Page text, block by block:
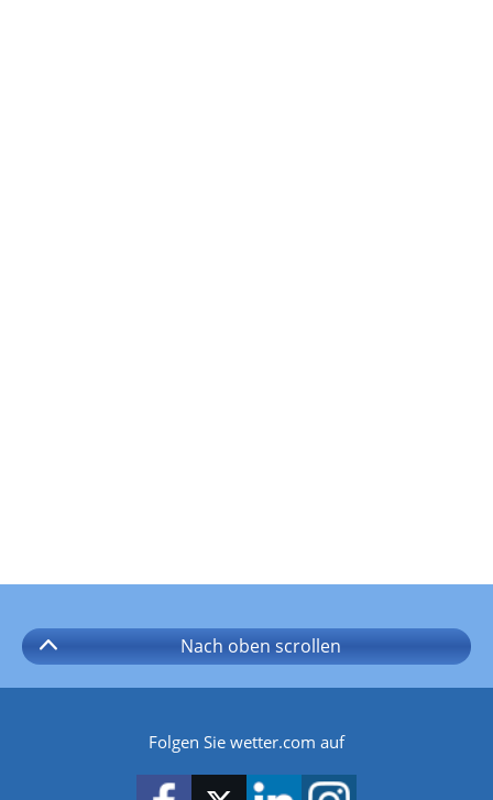
Nach oben scrollen
Folgen Sie wetter.com auf